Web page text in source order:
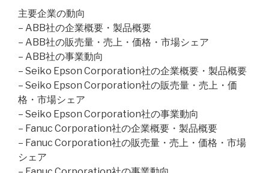
主要企業の動向
– ABB社の企業概要・製品概要
– ABB社の販売量・売上・価格・市場シェア
– ABB社の事業動向
– Seiko Epson Corporation社の企業概要・製品概要
– Seiko Epson Corporation社の販売量・売上・価
格・市場シェア
– Seiko Epson Corporation社の事業動向
– Fanuc Corporation社の企業概要・製品概要
– Fanuc Corporation社の販売量・売上・価格・市場
シェア